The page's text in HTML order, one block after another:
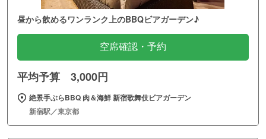
昼から飲めるワンランク上のBBQビアガーデン♪
空席確認・予約
平均予算 3,000円
絶景手ぶらBBQ 肉＆海鮮 新宿歌舞伎ビアガーデン
新宿駅／東京都